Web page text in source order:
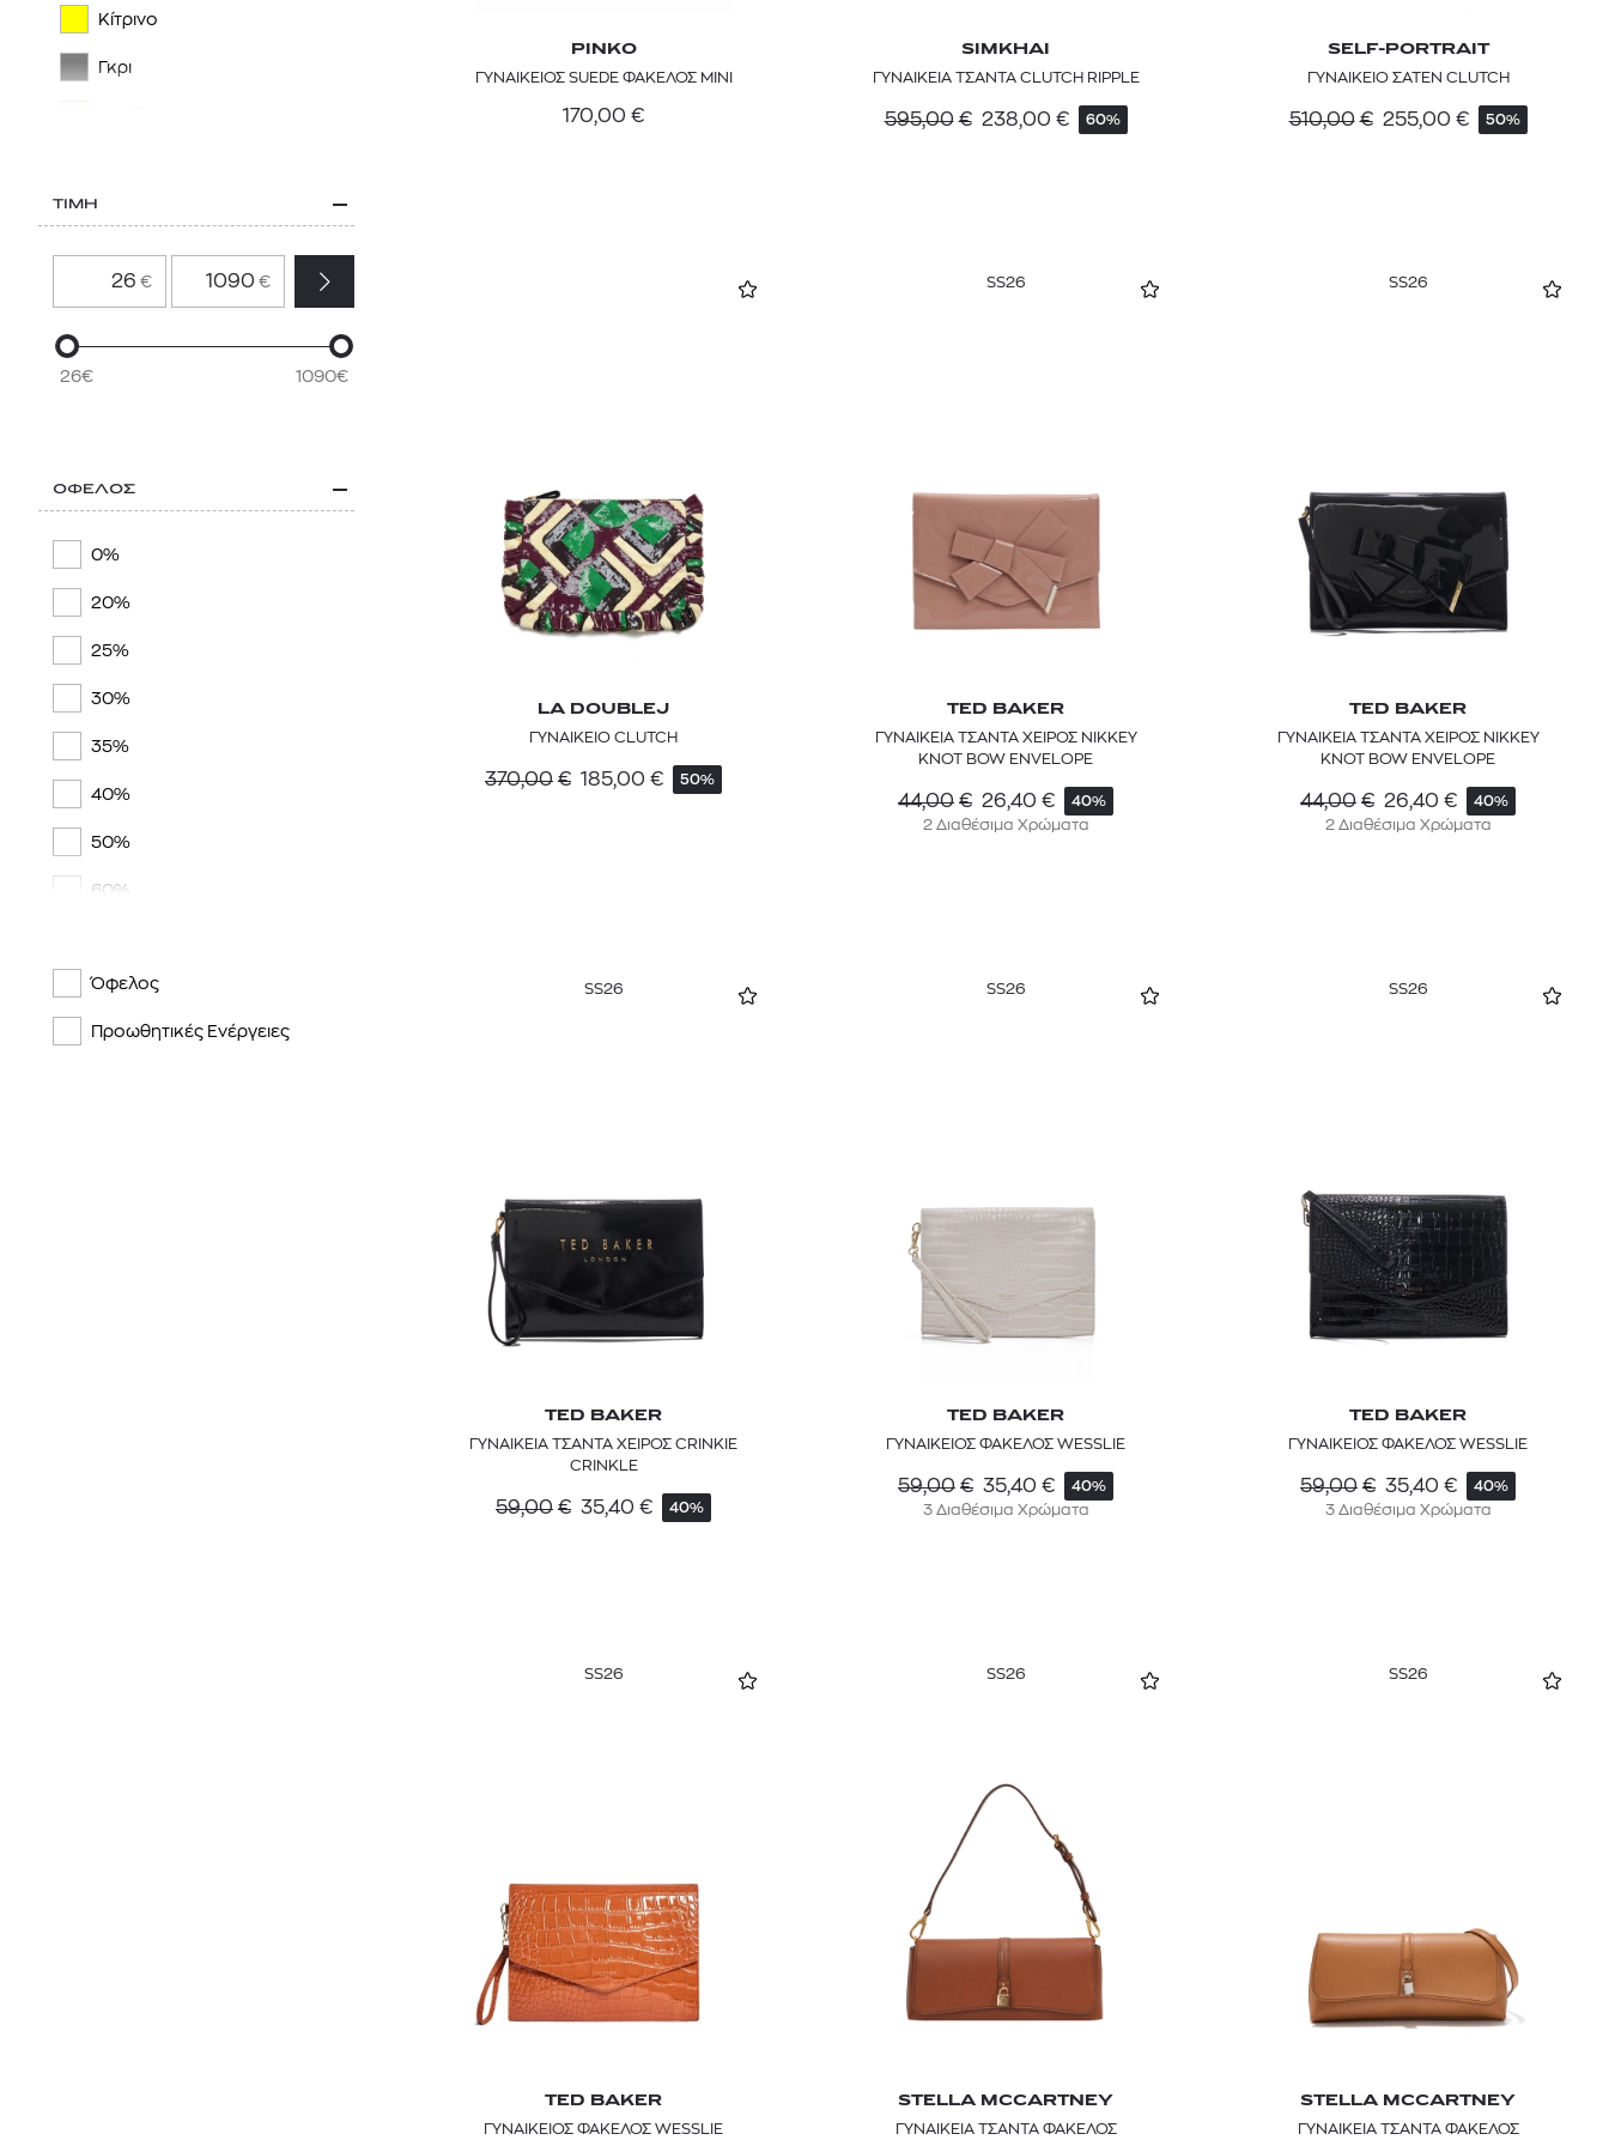
ZADIG & VOLTAIRE
Κίτρινο
Γκρι
Πολύχρωμο
Καφέ
ΤΙΜΗ
€ €
26€ 1090€
ΟΦΕΛΟΣ
0%
20%
25%
30%
35%
40%
50%
60%
Όφελος
Προωθητικές Ενέργειες
PINKO
ΓΥΝΑΙΚΕΙΟΣ SUEDE ΦΑΚΕΛΟΣ MINI
170,00 €
SIMKHAI
ΓΥΝΑΙΚΕΙΑ ΤΣΑΝΤΑ CLUTCH RIPPLE
595,00 € 238,00 € 60%
SELF-PORTRAIT
ΓΥΝΑΙΚΕΙΟ ΣΑΤΕΝ CLUTCH
510,00 € 255,00 € 50%
LA DOUBLEJ
ΓΥΝΑΙΚΕΙΟ CLUTCH
370,00 € 185,00 € 50%
SS26
TED BAKER
ΓΥΝΑΙΚΕΙΑ ΤΣΑΝΤΑ ΧΕΙΡΟΣ NIKKEY
KNOT BOW ENVELOPE
44,00 € 26,40 € 40%
2 Διαθέσιμα Χρώματα
SS26
TED BAKER
ΓΥΝΑΙΚΕΙΑ ΤΣΑΝΤΑ ΧΕΙΡΟΣ NIKKEY
KNOT BOW ENVELOPE
44,00 € 26,40 € 40%
2 Διαθέσιμα Χρώματα
SS26
TED BAKER
ΓΥΝΑΙΚΕΙΑ ΤΣΑΝΤΑ ΧΕΙΡΟΣ CRINKIE
CRINKLE
59,00 € 35,40 € 40%
SS26
TED BAKER
ΓΥΝΑΙΚΕΙΟΣ ΦΑΚΕΛΟΣ WESSLIE
59,00 € 35,40 € 40%
3 Διαθέσιμα Χρώματα
SS26
TED BAKER
ΓΥΝΑΙΚΕΙΟΣ ΦΑΚΕΛΟΣ WESSLIE
59,00 € 35,40 € 40%
3 Διαθέσιμα Χρώματα
SS26
TED BAKER
ΓΥΝΑΙΚΕΙΟΣ ΦΑΚΕΛΟΣ WESSLIE
SS26
STELLA MCCARTNEY
ΓΥΝΑΙΚΕΙΑ ΤΣΑΝΤΑ ΦΑΚΕΛΟΣ
SS26
STELLA MCCARTNEY
ΓΥΝΑΙΚΕΙΑ ΤΣΑΝΤΑ ΦΑΚΕΛΟΣ